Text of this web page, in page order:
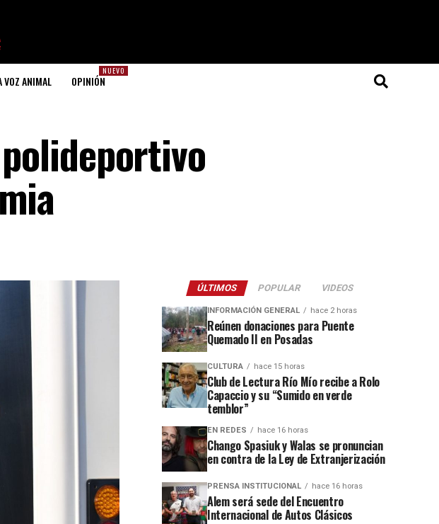
VOZ ANIMAL
NUEVO
OPINIÓN
ÚLTIMOS POPULAR VIDEOS
INFORMACIÓN GENERAL hace 2 horas
Reúnen donaciones para Puente
Quemado II en Posadas
CULTURA hace 15 horas
Club de Lectura Río Mío recibe a Rolo
Capaccio y su “Sumido en verde
temblor”
EN REDES hace 16 horas
Chango Spasiuk y Walas se pronuncian
en contra de la Ley de Extranjerización
PRENSA INSTITUCIONAL hace 16 horas
Alem será sede del Encuentro
Internacional de Autos Clásicos